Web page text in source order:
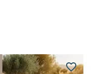
favorite_border